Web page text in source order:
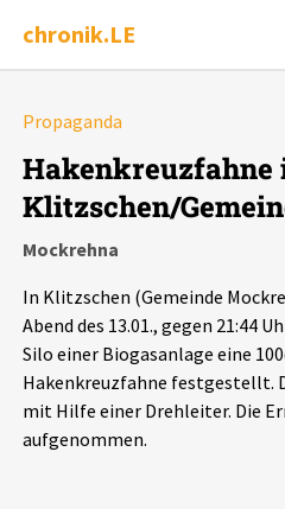
chronik.LE
Chronik
Leipziger Zustände
Schlaglichter
Propaganda
Hakenkreuzfahne
Klitzschen/
Mockrehna
In Klitzschen (Gemeinde
Abend des 13.01., gegen 21:44
Silo einer Biogasanlage eine
Hakenkreuzfahne festgestellt.
mit Hilfe einer Drehleiter. Die
aufgenommen.
Alle Ereignisse
Ereignisse
Ereignisse